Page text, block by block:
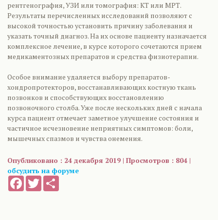
рентгенография, УЗИ или томография: КТ или МРТ.
Результаты перечисленных исследований позволяют с
высокой точностью установить причину заболевания и
указать точный диагноз. На их основе пациенту назначается
комплексное лечение, в курсе которого сочетаются прием
медикаментозных препаратов и средства физиотерапии.
Особое внимание удаляется выбору препаратов-
хондропротекторов, восстанавливающих костную ткань
позвонков и способствующих восстановлению
позвоночного столба. Уже после нескольких дней с начала
курса пациент отмечает заметное улучшение состояния и
частичное исчезновение неприятных симптомов: боли,
мышечных спазмов и чувства онемения.
Опубликовано : 24 декабря 2019 | Просмотров : 804 |
обсудить на форуме
FacebookTwitter